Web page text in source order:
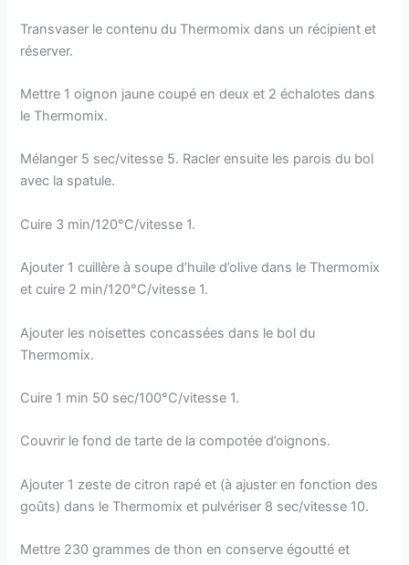
Transvaser le contenu du Thermomix dans un récipient et
réserver.
Mettre 1 oignon jaune coupé en deux et 2 échalotes dans
le Thermomix.
Mélanger 5 sec/vitesse 5. Racler ensuite les parois du bol
avec la spatule.
Cuire 3 min/120°C/vitesse 1.
Ajouter 1 cuillère à soupe d’huile d’olive dans le Thermomix
et cuire 2 min/120°C/vitesse 1.
Ajouter les noisettes concassées dans le bol du
Thermomix.
Cuire 1 min 50 sec/100°C/vitesse 1.
Couvrir le fond de tarte de la compotée d’oignons.
Ajouter 1 zeste de citron rapé et (à ajuster en fonction des
goûts) dans le Thermomix et pulvériser 8 sec/vitesse 10.
Mettre 230 grammes de thon en conserve égoutté et